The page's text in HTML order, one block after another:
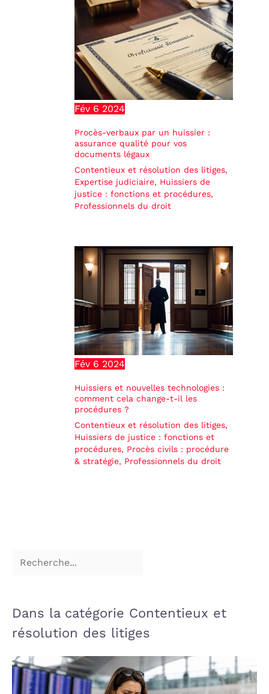
Fév 6 2024
Procès-verbaux par un huissier :
assurance qualité pour vos
documents légaux
Contentieux et résolution des litiges,
Expertise judiciaire, Huissiers de
justice : fonctions et procédures,
Professionnels du droit
Fév 6 2024
Huissiers et nouvelles technologies :
comment cela change-t-il les
procédures ?
Contentieux et résolution des litiges,
Huissiers de justice : fonctions et
procédures, Procès civils : procédure
& stratégie, Professionnels du droit
Dans la catégorie Contentieux et
résolution des litiges